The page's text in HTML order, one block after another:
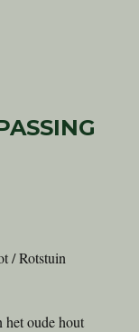
/ Rotstuin
het oude hout